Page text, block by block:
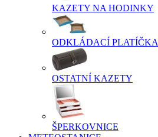
KAZETY NA HODINKY
ODKLÁDACÍ PLATÍČKA
OSTATNÍ KAZETY
ŠPERKOVNICE